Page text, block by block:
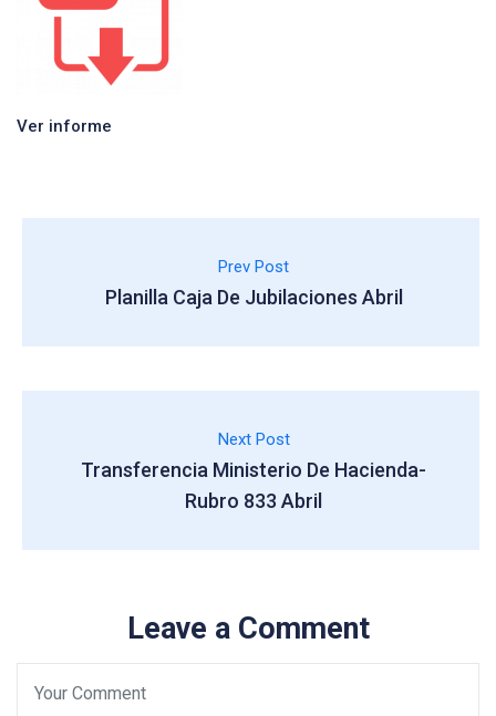
Ver informe
Prev Post
Planilla Caja De Jubilaciones Abril
Next Post
Transferencia Ministerio De Hacienda-
Rubro 833 Abril
Leave a Comment